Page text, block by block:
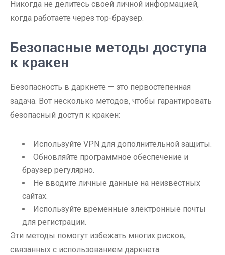
Никогда не делитесь своей личной информацией,
когда работаете через тор-браузер.
Безопасные методы доступа
к кракен
Безопасность в даркнете — это первостепенная
задача. Вот несколько методов, чтобы гарантировать
безопасный доступ к кракен:
Используйте VPN для дополнительной защиты.
Обновляйте программное обеспечение и
браузер регулярно.
Не вводите личные данные на неизвестных
сайтах.
Используйте временные электронные почты
для регистрации.
Эти методы помогут избежать многих рисков,
связанных с использованием даркнета.